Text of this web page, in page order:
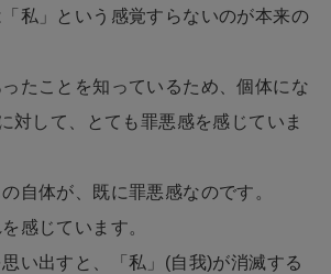
「私」という感覚すらないのが本来の
たことを知っているため、個体にな
対して、とても罪悪感を感じていま
自体が、既に罪悪感なのです。
感じています。
い出すと、「私」(自我)が消滅する